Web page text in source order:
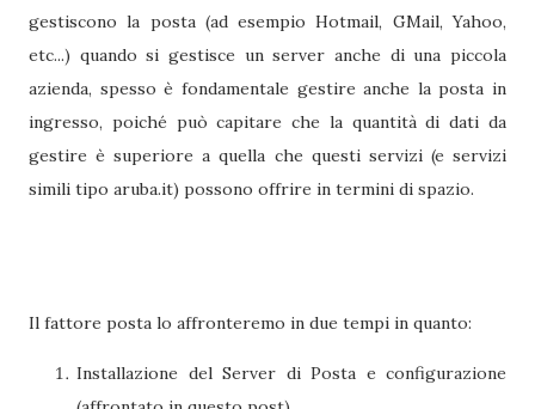
gestiscono la posta (ad esempio Hotmail, GMail, Yahoo,
etc...) quando si gestisce un server anche di una piccola
azienda, spesso è fondamentale gestire anche la posta in
ingresso, poiché può capitare che la quantità di dati da
gestire è superiore a quella che questi servizi (e servizi
simili tipo aruba.it) possono offrire in termini di spazio.
Il fattore posta lo affronteremo in due tempi in quanto:
Installazione del Server di Posta e configurazione